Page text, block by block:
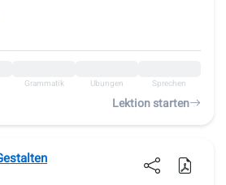
Grammatik Übungen Sprechen
Lektion starten